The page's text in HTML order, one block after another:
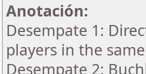
Anotación:
Desempate 1:
players in the
Desempate 2: